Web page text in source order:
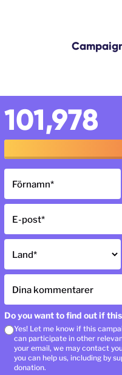
VICTORIES
HOW WE
CONTACT
101,978
Förnamn*
E-post*
Land*
Dina kommentarer
Do you want to find out if
Yes! Let me know if this
can participate in other
your email, we may contact
you can help us, including by
donation.